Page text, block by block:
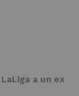
a un ex